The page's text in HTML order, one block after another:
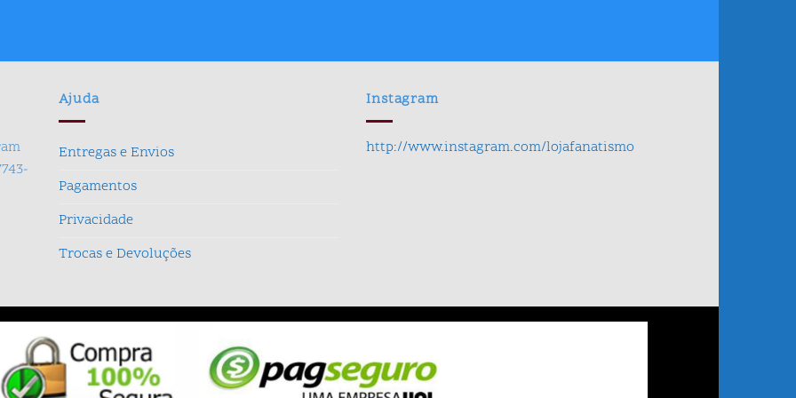
Ajuda
Entregas e Envios
Pagamentos
Privacidade
Trocas e Devoluções
Instagram
http://www.instagram.com/lojafanatismo